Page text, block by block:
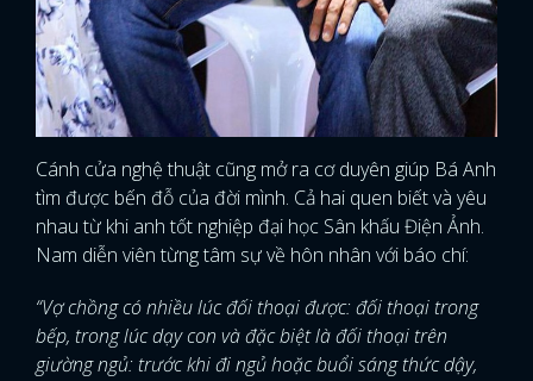
ĐĂNG NHẬP
Cánh cửa nghệ thuật cũng mở ra cơ duyên giúp Bá Anh
tìm được bến đỗ của đời mình. Cả hai quen biết và yêu
nhau từ khi anh tốt nghiệp đại học Sân khấu Điện Ảnh.
Nam diễn viên từng tâm sự về hôn nhân với báo chí:
“Vợ chồng có nhiều lúc đối thoại được: đối thoại trong
bếp, trong lúc dạy con và đặc biệt là đối thoại trên
giường ngủ: trước khi đi ngủ hoặc buổi sáng thức dậy,